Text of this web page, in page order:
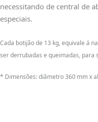
necessitando de central de
especiais.
Cada botijão de 13 kg, equivale á
ser derrubadas e queimadas,
* Dimensões: diâmetro 360 mm x